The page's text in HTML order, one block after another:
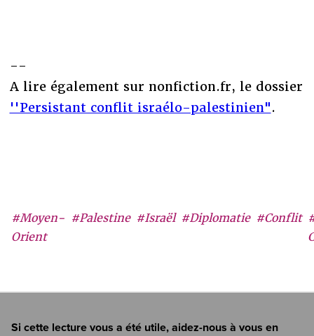
#Moyen-
Orient
#Palestine #Israël #Diplomatie #Conflit
--
A lire également sur nonfiction.fr, le dossier
''Persistant conflit israélo-palestinien".
Si cette lecture vous a été utile, aidez-nous à vous en